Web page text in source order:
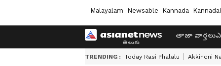
Malayalam Newsable Kannada
తాజా వార్తలు
TRENDING : Today Rasi Phalalu Akkineni